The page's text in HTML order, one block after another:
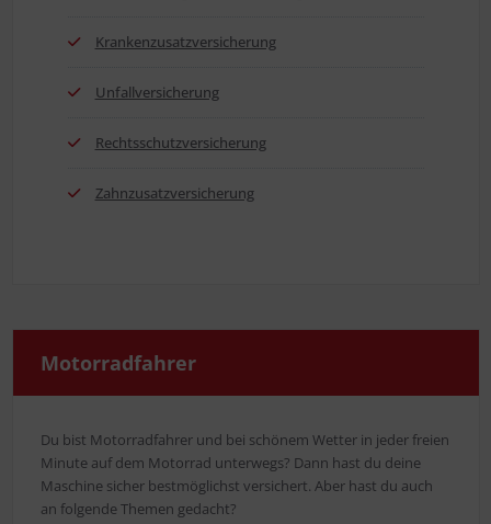
Kran­ken­zu­satz­ver­si­che­rung
Unfall­ver­si­che­rung
Rechts­schutz­ver­si­che­rung
Zahn­zu­satz­ver­si­che­rung
Motor­rad­fah­rer
Du bist Motor­rad­fah­rer und bei schö­nem Wet­ter in jeder frei­en
Minu­te auf dem Motor­rad unter­wegs? Dann hast du dei­ne
Maschi­ne sicher best­mög­lichst ver­si­chert. Aber hast du auch
an fol­gen­de The­men gedacht?